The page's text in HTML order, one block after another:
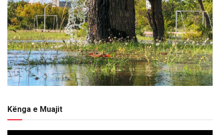
Kënga e Muajit